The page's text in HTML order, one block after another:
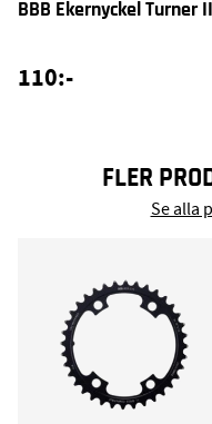
BBB Ekernyckel Turner II
110:-
FLER
Se alla